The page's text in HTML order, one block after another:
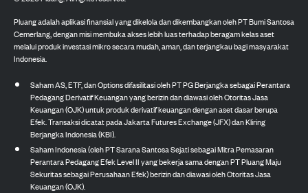
Pluang adalah aplikasi finansial yang dikelola dan dikembangkan oleh PT Bumi Santosa
Cemerlang, dengan misi membuka akses lebih luas terhadap beragam kelas aset
melalui produk investasi mikro secara mudah, aman, dan terjangkau bagi masyarakat
Indonesia.
Saham AS, ETF, dan Options difasilitasi oleh PT PG Berjangka sebagai Perantara
Pedagang Derivatif Keuangan yang berizin dan diawasi oleh Otoritas Jasa
Keuangan (OJK) untuk produk derivatif keuangan dengan aset dasar berupa
Efek. Transaksi dicatat pada Jakarta Futures Exchange (JFX) dan Kliring
Berjangka Indonesia (KBI).
Saham Indonesia (oleh PT Sarana Santosa Sejati sebagai Mitra Pemasaran
Perantara Pedagang Efek Level II yang bekerja sama dengan PT Pluang Maju
Sekuritas sebagai Perusahaan Efek) berizin dan diawasi oleh Otoritas Jasa
Keuangan (OJK).